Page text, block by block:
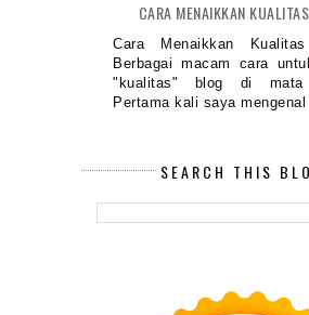
CARA MENAIKKAN
Cara Menaikkan
Berbagai macam cara
"kualitas" blog di mata
Pertama kali saya
SEARCH THIS